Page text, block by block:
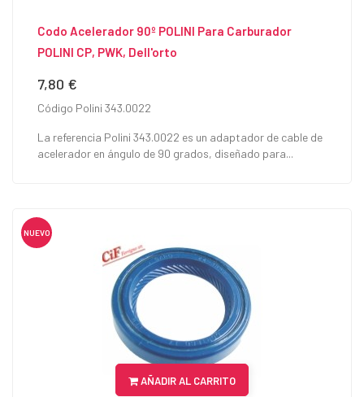
Codo Acelerador 90º POLINI Para Carburador
POLINI CP, PWK, Dell'orto
Precio
7,80 €
Código Polini 343.0022
La referencia Polini 343.0022 es un adaptador de cable de
acelerador en ángulo de 90 grados, diseñado para...
NUEVO
AÑADIR AL CARRITO